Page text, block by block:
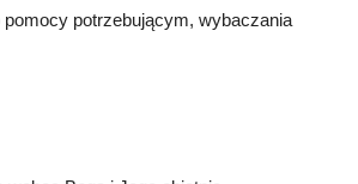
potrzebującym, wybaczania